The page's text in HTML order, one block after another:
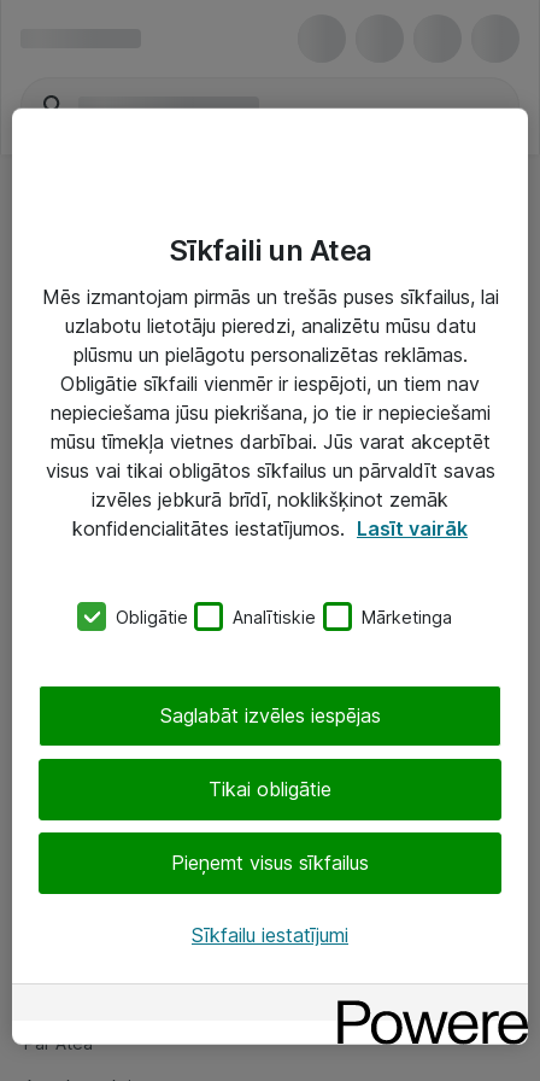
Risinājumi & Pakalpojumi
IT serviss un atbalsts
IT infrastruktūra
Darba vietu IT risinājumi
Serveri un datu centri
SIA „ATEA”
eShop@atea.lv
Sekojiet mums
Par Atea
Par Atea
Sīkfaili un Atea
Mēs izmantojam pirmās un trešās puses sīkfailus, lai
uzlabotu lietotāju pieredzi, analizētu mūsu datu
plūsmu un pielāgotu personalizētas reklāmas.
Obligātie sīkfaili vienmēr ir iespējoti, un tiem nav
nepieciešama jūsu piekrišana, jo tie ir nepieciešami
mūsu tīmekļa vietnes darbībai. Jūs varat akceptēt
visus vai tikai obligātos sīkfailus un pārvaldīt savas
izvēles jebkurā brīdī, noklikšķinot zemāk
konfidencialitātes iestatījumos. Lasīt vairāk
Obligātie Analītiskie Mārketinga
Tikai obligātie
Pieņemt visus sīkfailus
Saglabāt izvēles iespējas
Sīkfailu iestatījumi